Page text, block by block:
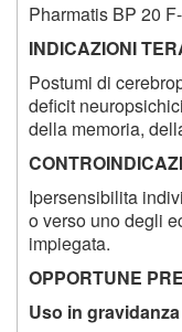
Pharmatis BP 20
INDICAZIONI
Postumi di
deficit
della memoria,
Ipersensibilita
o verso uno degli
impiegata.
OPPORTUNE
Uso in